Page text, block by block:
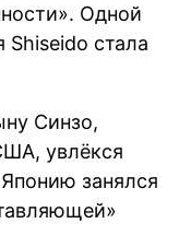
Одной
Shiseido стала
Синзо,
увлёкся
занялся